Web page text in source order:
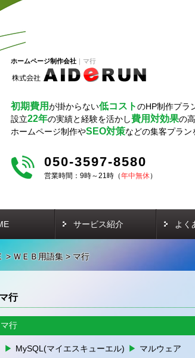
ホームページ制作会社 マ行
初期費用が掛からない低コストのHP制作プラ
設立22年の実績と経験を活かし費用対効果の
ホームページ制作やSEO対策などの集客プラン
050-3597-8580
営業時間：9時～21時（年中無休）
サービス紹介 よく
>ＷＥＢ用語集>マ行
マ行
マ行
MySQL(マイエスキューエル)
マルウェア